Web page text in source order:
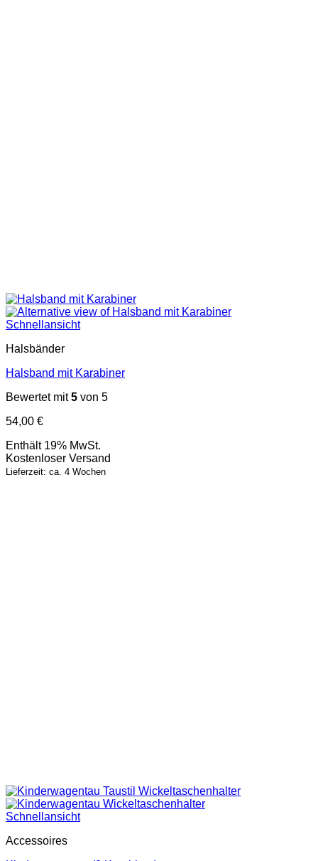
Schnellansicht
Halsbänder
Halsband mit Karabiner
Bewertet mit5 von 5
54,00 €
Enthält 19% MwSt.
Kostenloser Versand
Lieferzeit: ca. 4 Wochen
Schnellansicht
Accessoires